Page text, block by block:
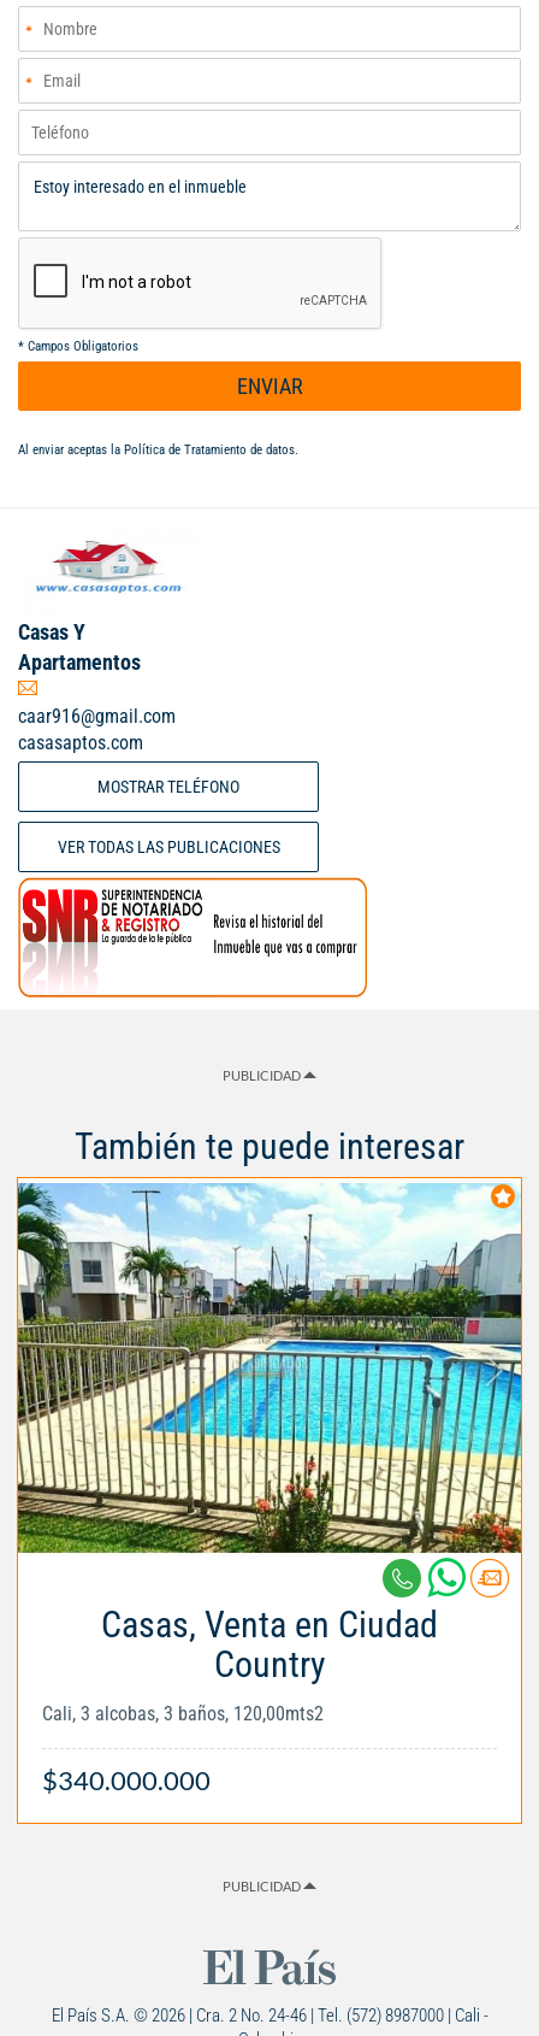
* Campos Obligatorios
ENVIAR
Al enviar aceptas la Política de Tratamiento de datos.
Casas Y
Apartamentos
caar916@gmail.com
casasaptos.com
MOSTRAR TELÉFONO
VER TODAS LAS PUBLICACIONES
PUBLICIDAD
También te puede interesar
Casas, Venta en Ciudad
Country
Cali, 3 alcobas, 3 baños, 120,00mts2
$340.000.000
PUBLICIDAD
El País S.A. © 2026 | Cra. 2 No. 24-46 | Tel. (572) 8987000 | Cali -